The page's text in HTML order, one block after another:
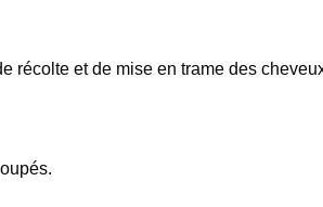
récolte et de mise en trame des